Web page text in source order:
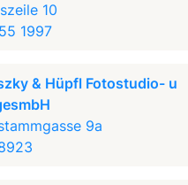
10
1997
& Hüpfl Fotostudio- u
9a